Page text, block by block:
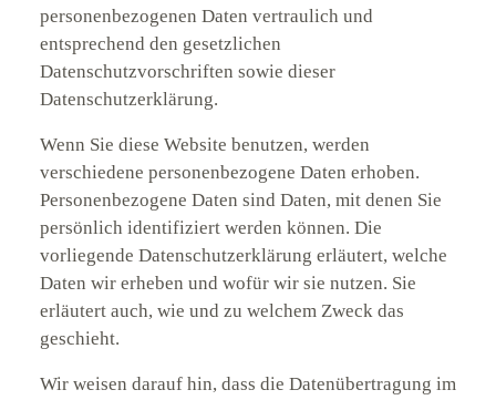
personenbezogenen Daten vertraulich und
entsprechend den gesetzlichen
Datenschutzvorschriften sowie dieser
Datenschutzerklärung.
Wenn Sie diese Website benutzen, werden
verschiedene personenbezogene Daten erhoben.
Personenbezogene Daten sind Daten, mit denen Sie
persönlich identifiziert werden können. Die
vorliegende Datenschutzerklärung erläutert, welche
Daten wir erheben und wofür wir sie nutzen. Sie
erläutert auch, wie und zu welchem Zweck das
geschieht.
Wir weisen darauf hin, dass die Datenübertragung im